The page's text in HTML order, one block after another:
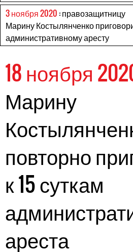
3 ноября 2020 : правозащитницу
Марину Костылянченко
административному аресту
18 ноября
Марину
повторно
к 15 суткам
ареста